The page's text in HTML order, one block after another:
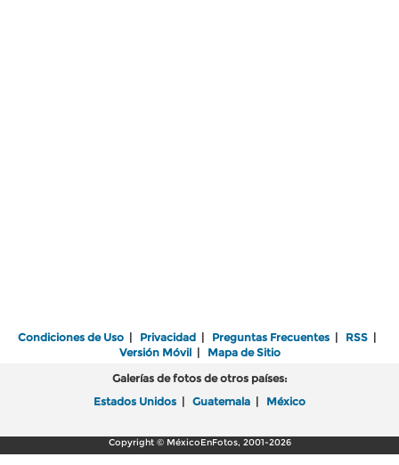
Condiciones de Uso | Privacidad | Preguntas Frecuentes | RSS |
Versión Móvil| Mapa de Sitio
Galerías de fotos de otros países:
Estados Unidos | Guatemala | México
Copyright © MéxicoEnFotos, 2001-2026